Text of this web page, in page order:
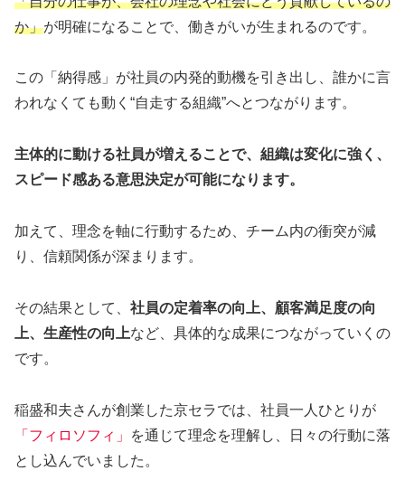
か」が明確になることで、働きがいが生まれるのです。
この「納得感」が社員の内発的動機を引き出し、誰かに言
われなくても動く“自走する組織”へとつながります。
主体的に動ける社員が増えることで、組織は変化に強く、
スピード感ある意思決定が可能になります。
加えて、理念を軸に行動するため、チーム内の衝突が減
り、信頼関係が深まります。
その結果として、 社員の定着率の向上、顧客満足度の向
上、生産性の向上など、具体的な成果につながっていくの
です。
稲盛和夫さんが創業した京セラでは、社員一人ひとりが
「フィロソフィ」
を通じて理念を理解し、日々の行動に落
とし込んでいました。